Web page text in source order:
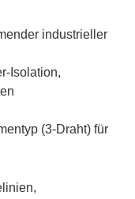
industrieller
Isolation,
(3-Draht) für